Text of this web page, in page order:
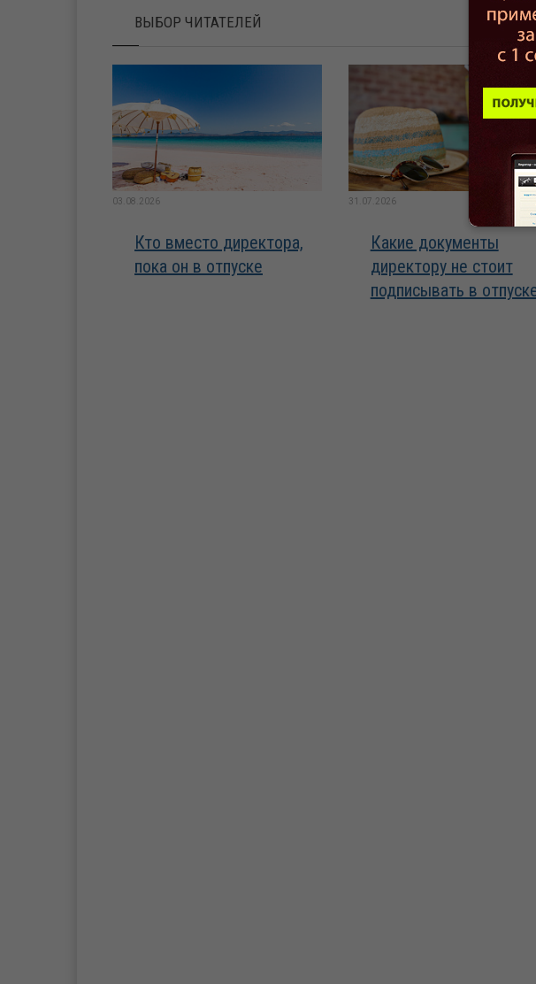
ВЫБОР ЧИТАТЕЛЕЙ
03.08.2026
Кто вместо директора,
пока он в отпуске
31.07.2026
Какие документы
директору не стоит
подписывать в